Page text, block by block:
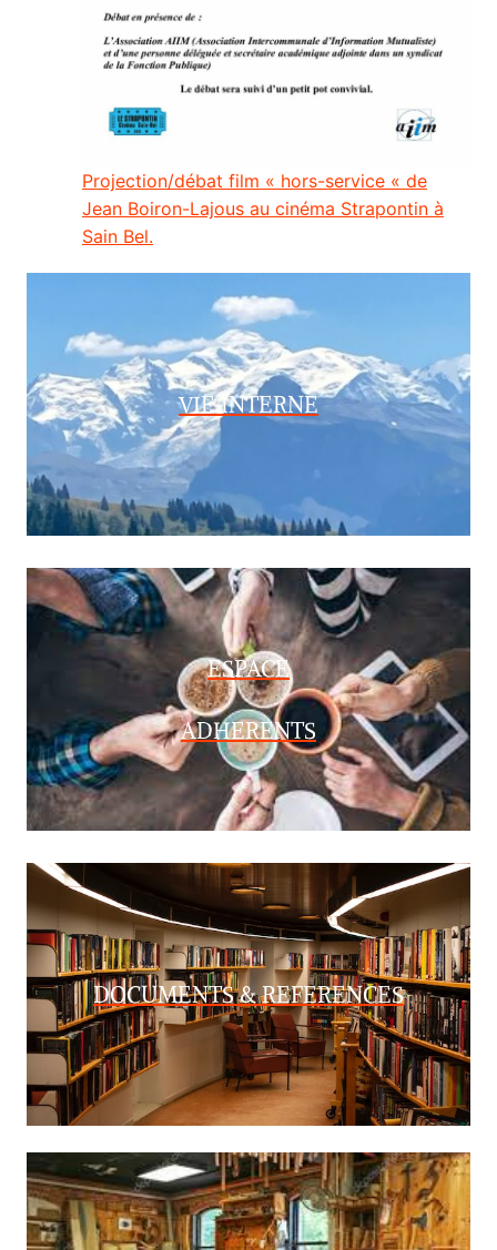
Projection/débat film « hors-service « de
Jean Boiron-Lajous au cinéma Strapontin à
Sain Bel.
VIE INTERNE
ESPACE
ADHERENTS
DOCUMENTS & REFERENCES